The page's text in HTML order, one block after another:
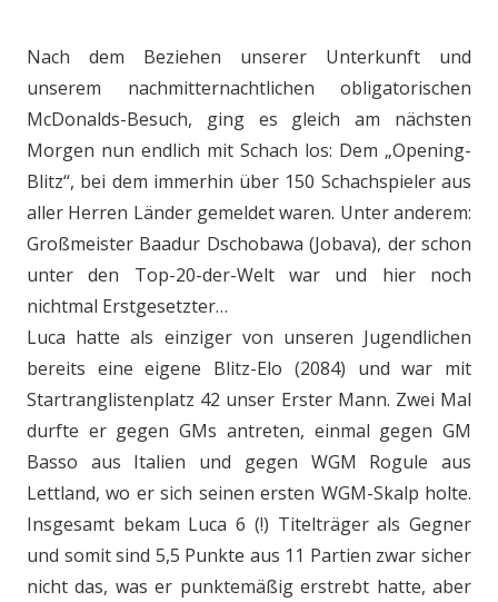
Nach dem Beziehen unserer Unterkunft und
unserem nachmitternachtlichen obligatorischen
McDonalds-Besuch, ging es gleich am nächsten
Morgen nun endlich mit Schach los: Dem „Opening-
Blitz“, bei dem immerhin über 150 Schachspieler aus
aller Herren Länder gemeldet waren. Unter anderem:
Großmeister Baadur Dschobawa (Jobava), der schon
unter den Top-20-der-Welt war und hier noch
nichtmal Erstgesetzter…
Luca hatte als einziger von unseren Jugendlichen
bereits eine eigene Blitz-Elo (2084) und war mit
Startranglistenplatz 42 unser Erster Mann. Zwei Mal
durfte er gegen GMs antreten, einmal gegen GM
Basso aus Italien und gegen WGM Rogule aus
Lettland, wo er sich seinen ersten WGM-Skalp holte.
Insgesamt bekam Luca 6 (!) Titelträger als Gegner
und somit sind 5,5 Punkte aus 11 Partien zwar sicher
nicht das, was er punktemäßig erstrebt hatte, aber